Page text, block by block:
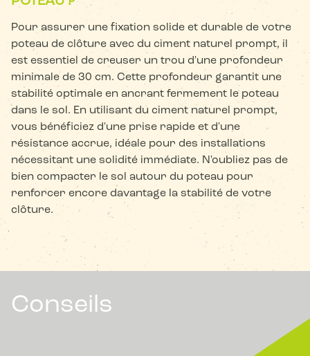
Pour assurer une fixation solide et durable de votre
poteau de clôture avec du ciment naturel prompt, il
est essentiel de creuser un trou d'une profondeur
minimale de 30 cm. Cette profondeur garantit une
stabilité optimale en ancrant fermement le poteau
dans le sol. En utilisant du ciment naturel prompt,
vous bénéficiez d'une prise rapide et d'une
résistance accrue, idéale pour des installations
nécessitant une solidité immédiate. N'oubliez pas de
bien compacter le sol autour du poteau pour
renforcer encore davantage la stabilité de votre
clôture.
Conseils